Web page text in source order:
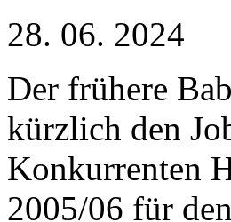
28. 06. 2024
Der frühere
kürzlich den
Konkurrenten
2005/06 für